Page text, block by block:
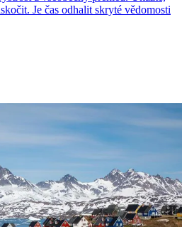
Je čas odhalit skryté vědomosti